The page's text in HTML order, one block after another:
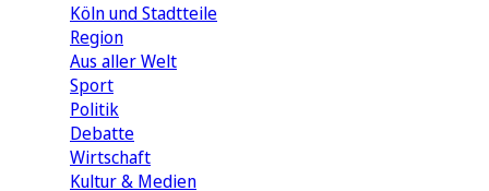
Köln und Stadtteile
Region
Aus aller Welt
Sport
Politik
Debatte
Wirtschaft
Kultur & Medien